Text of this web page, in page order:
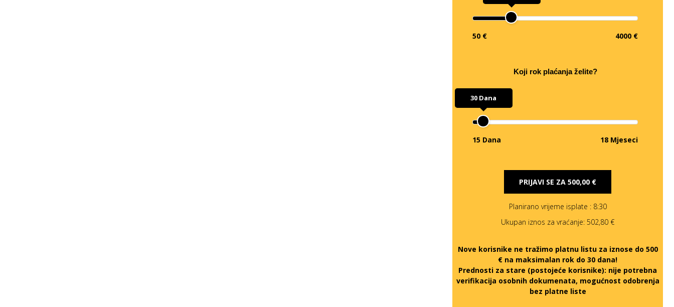
50 € 4000 €
Koji rok plaćanja želite?
30 Dana
15 Dana 18 Mjeseci
PRIJAVI SE ZA 500,00 €
Planirano vrijeme isplate : 8:30
Ukupan iznos za vraćanje: 502,80 €
Nove korisnike ne tražimo platnu listu za iznose do 500
€ na maksimalan rok do 30 dana!
Prednosti za stare (postojeće korisnike): nije potrebna
verifikacija osobnih dokumenata, mogućnost odobrenja
bez platne liste